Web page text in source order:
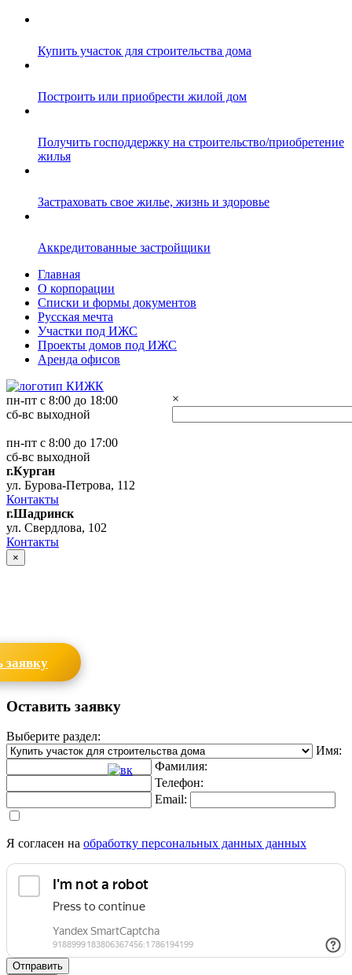
Купить участок для строительства дома
Построить или приобрести жилой дом
Получить господдержку на строительство/приобретение
жилья
Застраховать свое жилье, жизнь и здоровье
Аккредитованные застройщики
Главная
О корпорации
Списки и формы документов
Русская мечта
Участки под ИЖС
Проекты домов под ИЖС
Аренда офисов
×
пн-пт с 8:00 до 18:00
сб-вс выходной
пн-пт с 8:00 до 17:00
сб-вс выходной
г.Курган
ул. Бурова-Петрова, 112
Контакты
г.Шадринск
ул. Свердлова, 102
Контакты
×
заявку
Оставить заявку
Выберите раздел:
Имя:
Фамилия:
Телефон:
Email:
Я согласен на обработку персональных данных данных
Отправить